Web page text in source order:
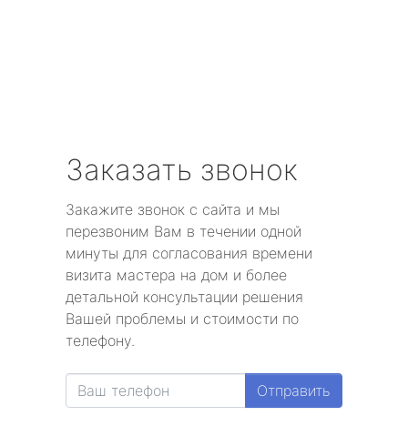
Заказать звонок
Закажите звонок с сайта и мы
перезвоним Вам в течении одной
минуты для согласования времени
визита мастера на дом и более
детальной консультации решения
Вашей проблемы и стоимости по
телефону.
Отправить